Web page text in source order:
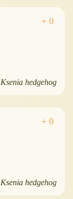
hedgehog
hedgehog